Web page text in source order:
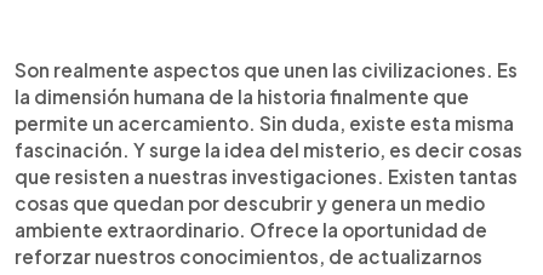
Son realmente aspectos que unen las civilizaciones. Es
la dimensión humana de la historia finalmente que
permite un acercamiento. Sin duda, existe esta misma
fascinación. Y surge la idea del misterio, es decir cosas
que resisten a nuestras investigaciones. Existen tantas
cosas que quedan por descubrir y genera un medio
ambiente extraordinario. Ofrece la oportunidad de
reforzar nuestros conocimientos, de actualizarnos